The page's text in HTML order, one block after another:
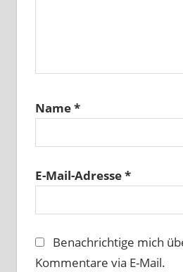
Name*
E-Mail-Adresse*
Benachrichtige mich
Kommentare via E-Mail.